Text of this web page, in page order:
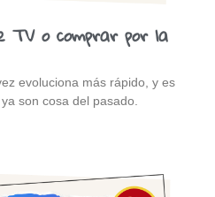
TV o comprar por la
evoluciona más rápido, y es
son cosa del pasado.